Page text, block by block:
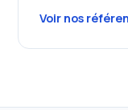
Voir nos